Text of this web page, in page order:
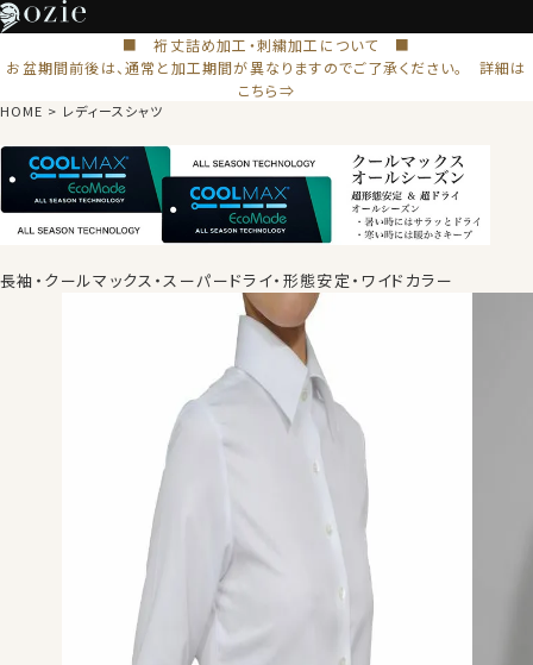
■ 裄丈詰め加工・刺繍加工について ■
お盆期間前後は、通常と加工期間が異なりますのでご了承ください。 詳細は
こちら⇒
HOME レディースシャツ
長袖・クールマックス・スーパードライ・形態安定・ワイドカラー